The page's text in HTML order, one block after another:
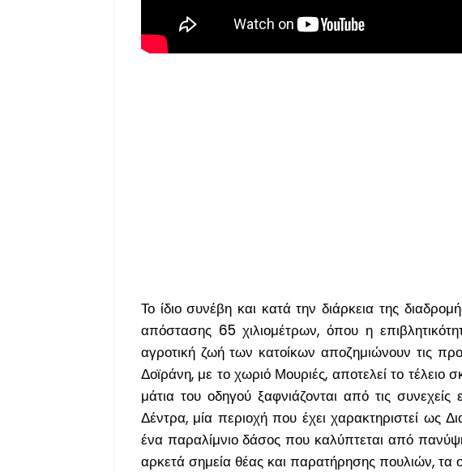
Το ίδιο συνέβη και κατά την διάρκεια της
απόστασης 65 χιλιομέτρων, όπου η
αγροτική ζωή των κατοίκων αποζημιώνουν τις
Δοϊράνη, με το χωριό Μουριές, αποτελεί το τέλειο
μάτια του οδηγού ξαφνιάζονται από τις
Δέντρα, μία περιοχή που έχει χαρακτηριστεί ως
ένα παραλίμνιο δάσος που καλύπτεται από
αρκετά σημεία θέας και παρατήρησης πουλιών, τα